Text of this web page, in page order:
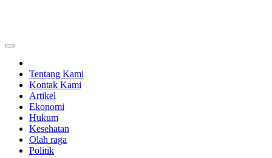
Tentang Kami
Kontak Kami
Artikel
Ekonomi
Hukum
Kesehatan
Olah raga
Politik